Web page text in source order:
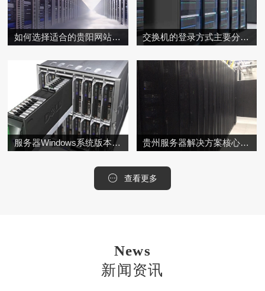
如何选择适合的贵阳网站推广公司？ 交换机的登录方式主要分为本地Console口登录、远程协议登录（SSH/Telnet）和Web界面登录三种，具体方法如下
服务器Windows系统版本稳定性分析 贵州服务器解决方案核心服务模块
查看更多
News
新闻资讯